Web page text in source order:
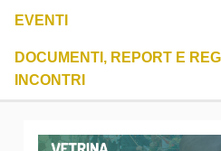
EVENTI
DOCUMENTI, REPORT E
INCONTRI